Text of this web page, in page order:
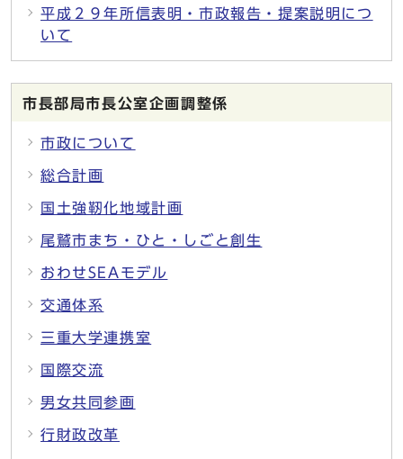
平成２９年所信表明・市政報告・提案説明につ
いて
市長部局市長公室企画調整係
市政について
総合計画
国土強靭化地域計画
尾鷲市まち・ひと・しごと創生
おわせSEAモデル
交通体系
三重大学連携室
国際交流
男女共同参画
行財政改革